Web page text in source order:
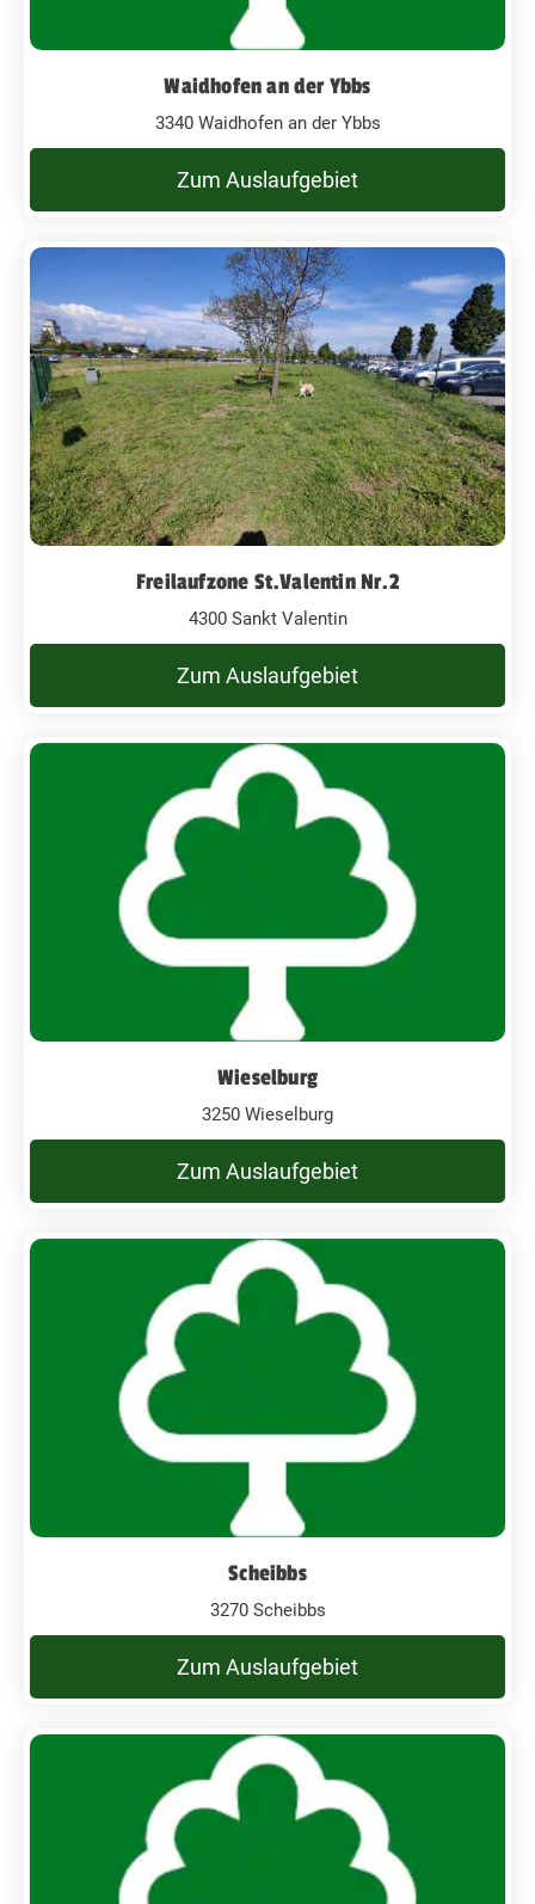
Waidhofen an der Ybbs
3340 Waidhofen an der Ybbs
Zum Auslaufgebiet
Freilaufzone St.Valentin Nr.2
4300 Sankt Valentin
Zum Auslaufgebiet
Wieselburg
3250 Wieselburg
Zum Auslaufgebiet
Scheibbs
3270 Scheibbs
Zum Auslaufgebiet